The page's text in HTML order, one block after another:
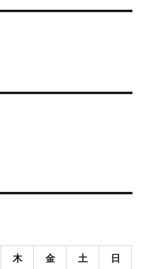
木 金 土 日